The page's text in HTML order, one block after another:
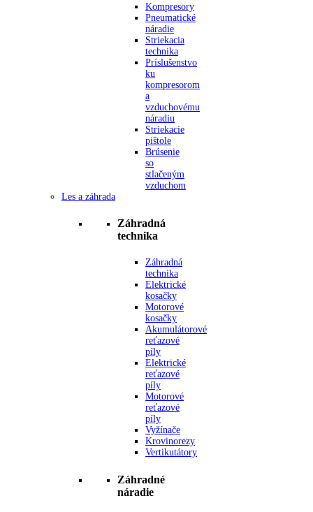
Kompresory
Pneumatické
náradie
Striekacia
technika
Príslušenstvo
ku
kompresorom
a
vzduchovému
náradiu
Striekacie
pištole
Brúsenie
so
stlačeným
vzduchom
Les a záhrada
Záhradná
technika
Záhradná
technika
Elektrické
kosačky
Motorové
kosačky
Akumulátorové
reťazové
píly
Elektrické
reťazové
píly
Motorové
reťazové
píly
Vyžínače
Krovinorezy
Vertikutátory
Záhradné
náradie